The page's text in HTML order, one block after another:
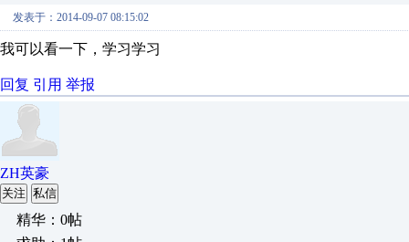
发表于：2014-09-07 08:15:02
我可以看一下，学习学习
回复 引用 举报
ZH英豪
关注 私信
精华：0帖